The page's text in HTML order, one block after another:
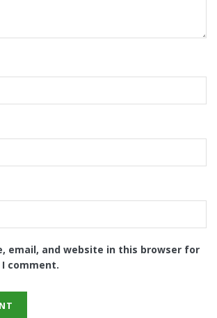
email, and website in this browser for
comment.